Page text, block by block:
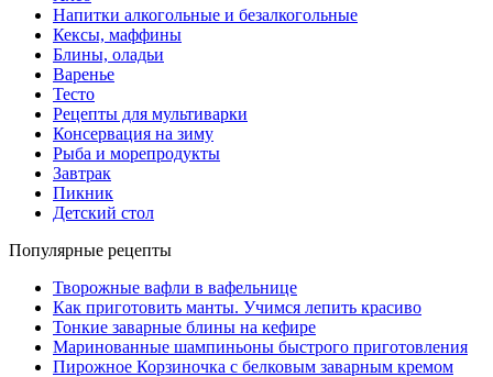
Напитки алкогольные и безалкогольные
Кексы, маффины
Блины, оладьи
Варенье
Тесто
Рецепты для мультиварки
Консервация на зиму
Рыба и морепродукты
Завтрак
Пикник
Детский стол
Популярные рецепты
Творожные вафли в вафельнице
Как приготовить манты. Учимся лепить красиво
Тонкие заварные блины на кефире
Маринованные шампиньоны быстрого приготовления
Пирожное Корзиночка с белковым заварным кремом